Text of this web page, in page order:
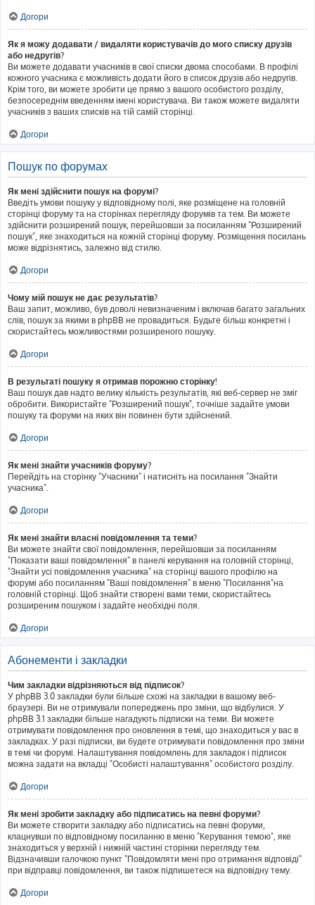
Догори
Як я можу додавати / видаляти користувачів до мого списку друзів
або недругів?
Ви можете додавати учасників в свої списки двома способами. В профілі
кожного учасника є можливість додати його в список друзів або недругів.
Крім того, ви можете зробити це прямо з вашого особистого розділу,
безпосереднім введенням імені користувача. Ви також можете видаляти
учасників з ваших списків на тій самій сторінці.
Догори
Пошук по форумах
Як мені здійснити пошук на форумі?
Введіть умови пошуку у відповідному полі, яке розміщене на головній
сторінці форуму та на сторінках перегляду форумів та тем. Ви можете
здійснити розширений пошук, перейшовши за посиланням "Розширений
пошук", яке знаходиться на кожній сторінці форуму. Розміщення посилань
може відрізнятись, залежно від стилю.
Догори
Чому мій пошук не дає результатів?
Ваш запит, можливо, був доволі невизначеним і включав багато загальних
слів, пошук за якими в phpBB не провадиться. Будьте більш конкретні і
скористайтесь можливостями розширеного пошуку.
Догори
В результаті пошуку я отримав порожню сторінку!
Ваш пошук дав надто велику кількість результатів, які веб-сервер не зміг
обробити. Використайте "Розширений пошук", точніше задайте умови
пошуку та форуми на яких він повинен бути здійснений.
Догори
Як мені знайти учасників форуму?
Перейдіть на сторінку "Учасники" і натисніть на посилання "Знайти
учасника".
Догори
Як мені знайти власні повідомлення та теми?
Ви можете знайти свої повідомлення, перейшовши за посиланням
"Показати ваші повідомлення" в панелі керування на головній сторінці,
"Знайти усі повідомлення учасника" на сторінці вашого профілю на
форумі або посиланням "Ваші повідомлення" в меню "Посилання"на
головній сторінці. Щоб знайти створені вами теми, скористайтесь
розширеним пошуком і задайте необхідні поля.
Догори
Абонементи і закладки
Чим закладки відрізняються від підписок?
У phpBB 3.0 закладки були більше схожі на закладки в вашому веб-
браузері. Ви не отримували попереджень про зміни, що відбулися. У
phpBB 3.1 закладки більше нагадують підписки на теми. Ви можете
отримувати повідомлення про оновлення в темі, що знаходиться у вас в
закладках. У разі підписки, ви будете отримувати повідомлення про зміни
в темі чи форумі. Налаштування повідомлень для закладок і підписок
можна задати на вкладці "Особисті налаштування" особистого розділу.
Догори
Як мені зробити закладку або підписатись на певні форуми?
Ви можете створити закладку або підписатись на певні форуми,
клацнувши по відповідному посиланню в меню "Керування темою", яке
знаходиться у верхній і нижній частині сторінки перегляду тем.
Відзначивши галочкою пункт "Повідомляти мені про отримання відповіді"
при відправці повідомлення, ви також підпишетеся на відповідну тему.
Догори